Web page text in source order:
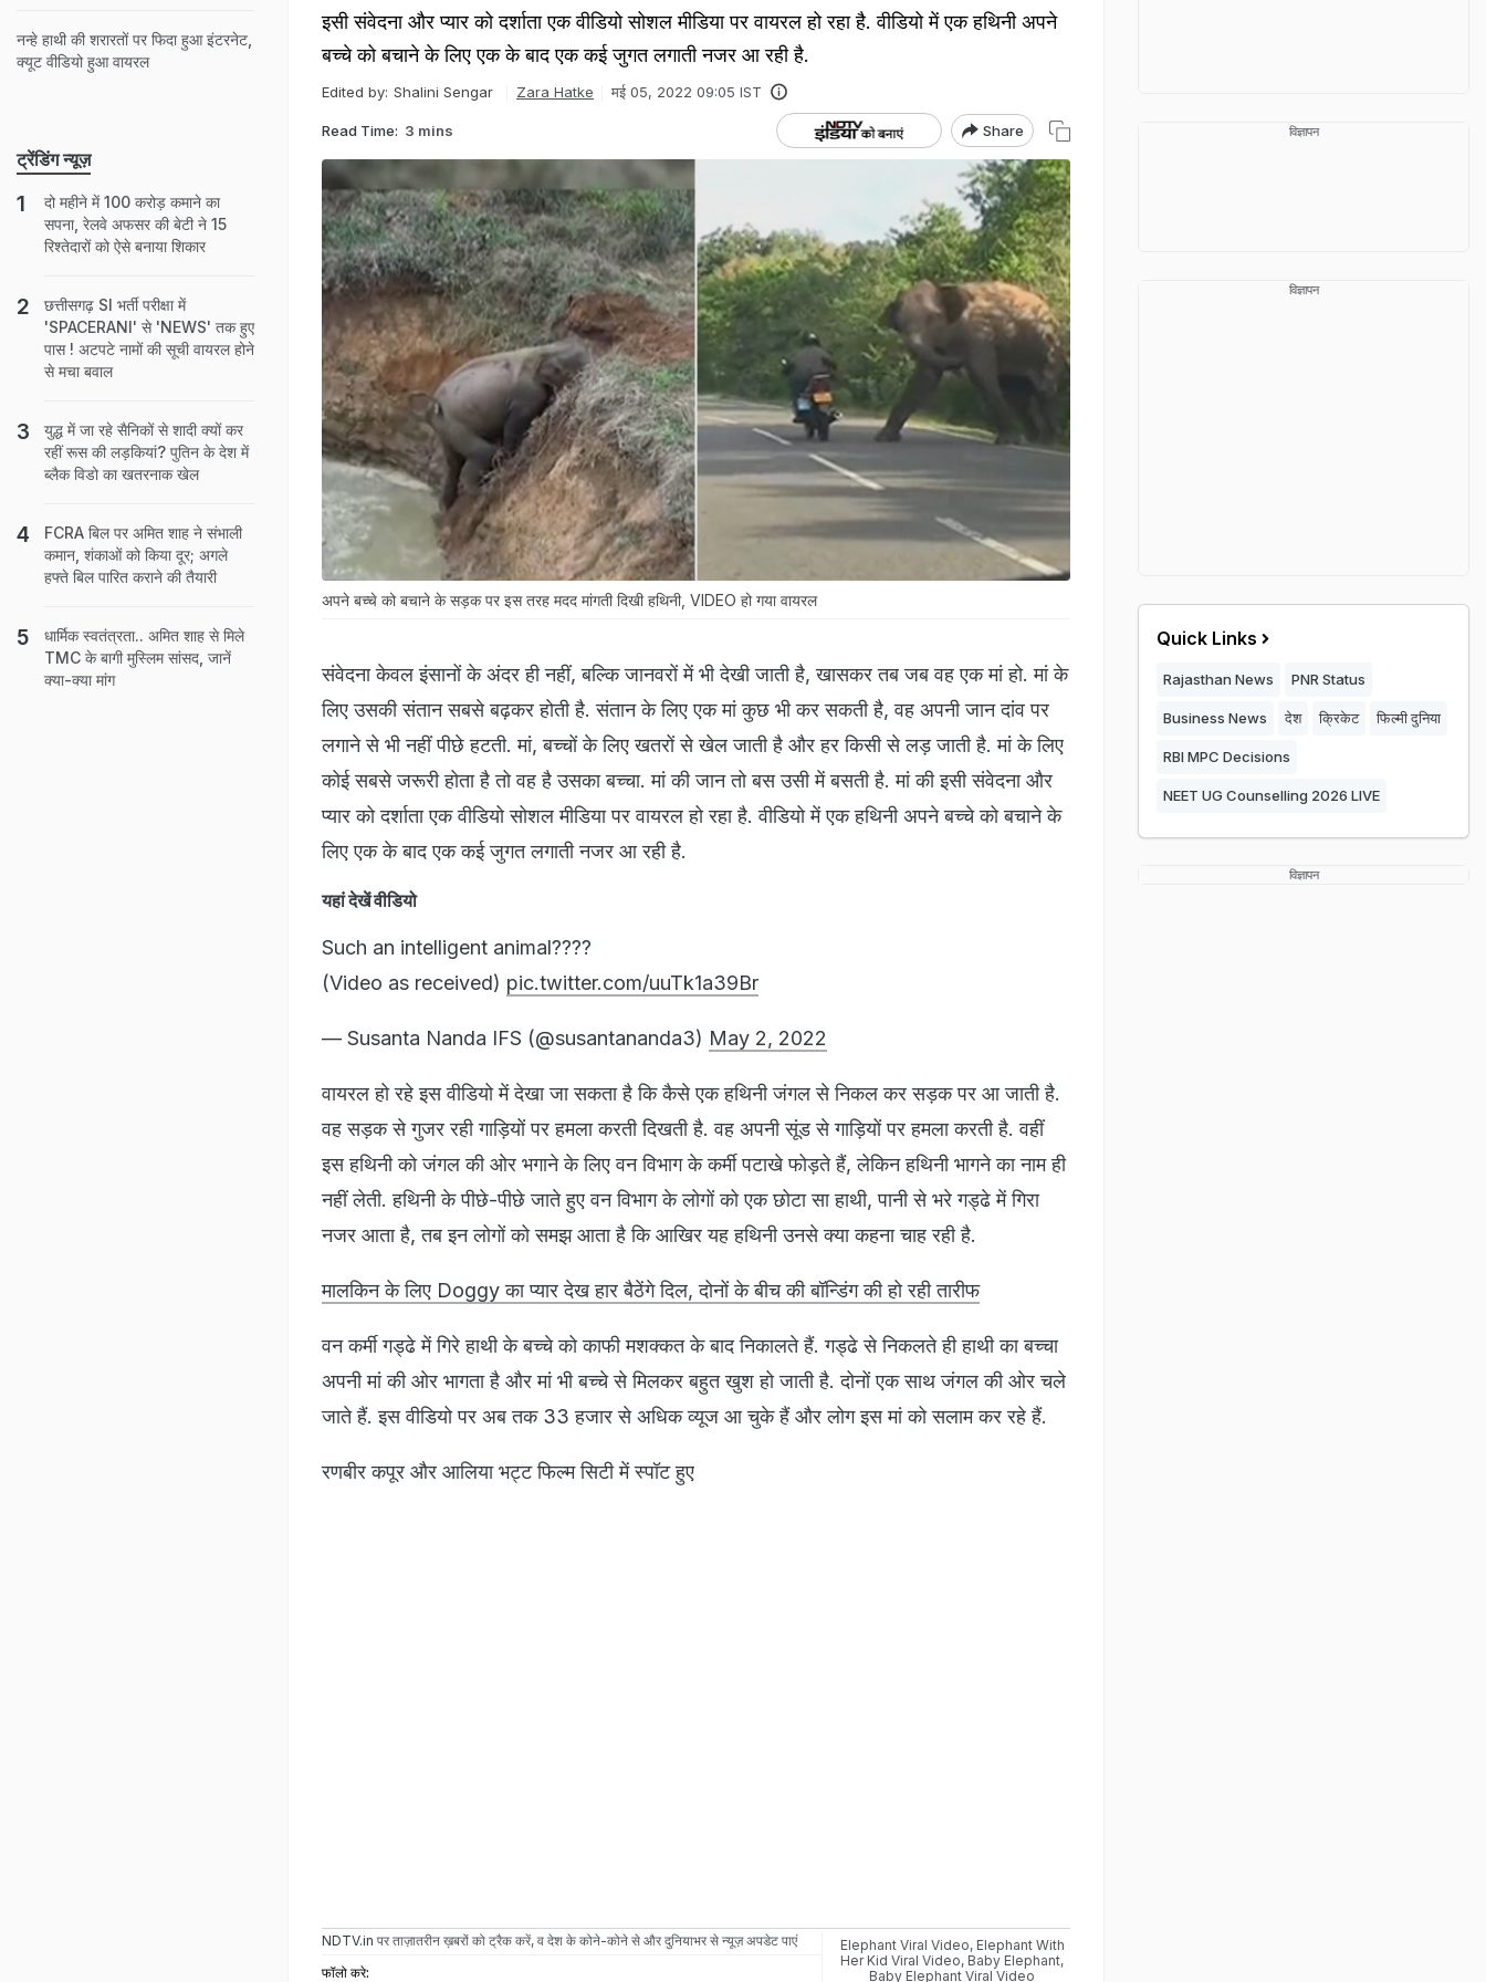
इसी संवेदना और प्यार को दर्शाता एक वीडियो सोशल मीडिया पर वायरल हो रहा है. वीडियो में एक हथिनी अपने
बच्चे को बचाने के लिए एक के बाद एक कई जुगत लगाती नजर आ रही है.
Edited by: Shalini Sengar Zara Hatke मई 05, 2022 09:05 IST
Read Time: 3 mins Share
अपने बच्चे को बचाने के सड़क पर इस तरह मदद मांगती दिखी हथिनी, VIDEO हो गया वायरल
संवेदना केवल इंसानों के अंदर ही नहीं, बल्कि जानवरों में भी देखी जाती है, खासकर तब जब वह एक मां हो. मां के
लिए उसकी संतान सबसे बढ़कर होती है. संतान के लिए एक मां कुछ भी कर सकती है, वह अपनी जान दांव पर
लगाने से भी नहीं पीछे हटती. मां, बच्चों के लिए खतरों से खेल जाती है और हर किसी से लड़ जाती है. मां के लिए
कोई सबसे जरूरी होता है तो वह है उसका बच्चा. मां की जान तो बस उसी में बसती है. मां की इसी संवेदना और
प्यार को दर्शाता एक वीडियो सोशल मीडिया पर वायरल हो रहा है. वीडियो में एक हथिनी अपने बच्चे को बचाने के
लिए एक के बाद एक कई जुगत लगाती नजर आ रही है.
यहां देखें वीडियो
Such an intelligent animal????
(Video as received) pic.twitter.com/uuTk1a39Br
— Susanta Nanda IFS (@susantananda3) May 2, 2022
वायरल हो रहे इस वीडियो में देखा जा सकता है कि कैसे एक हथिनी जंगल से निकल कर सड़क पर आ जाती है.
वह सड़क से गुजर रही गाड़ियों पर हमला करती दिखती है. वह अपनी सूंड से गाड़ियों पर हमला करती है. वहीं
इस हथिनी को जंगल की ओर भगाने के लिए वन विभाग के कर्मी पटाखे फोड़ते हैं, लेकिन हथिनी भागने का नाम ही
नहीं लेती. हथिनी के पीछे-पीछे जाते हुए वन विभाग के लोगों को एक छोटा सा हाथी, पानी से भरे गड्ढे में गिरा
नजर आता है, तब इन लोगों को समझ आता है कि आखिर यह हथिनी उनसे क्या कहना चाह रही है.
मालकिन के लिए Doggy का प्यार देख हार बैठेंगे दिल, दोनों के बीच की बॉन्डिंग की हो रही तारीफ
वन कर्मी गड्ढे में गिरे हाथी के बच्चे को काफी मशक्कत के बाद निकालते हैं. गड्ढे से निकलते ही हाथी का बच्चा
अपनी मां की ओर भागता है और मां भी बच्चे से मिलकर बहुत खुश हो जाती है. दोनों एक साथ जंगल की ओर चले
जाते हैं. इस वीडियो पर अब तक 33 हजार से अधिक व्यूज आ चुके हैं और लोग इस मां को सलाम कर रहे हैं.
रणबीर कपूर और आलिया भट्ट फिल्म सिटी में स्पॉट हुए
NDTV.in पर ताज़ातरीन ख़बरों को ट्रैक करें, व देश के कोने-कोने से और दुनियाभर से न्यूज़ अपडेट पाएं
फॉलो करे:
Elephant Viral Video, Elephant With
Her Kid Viral Video, Baby Elephant,
Baby Elephant Viral Video
नन्हे हाथी की शरारतों पर फिदा हुआ इंटरनेट,
क्यूट वीडियो हुआ वायरल
ट्रेंडिंग न्यूज़
दो महीने में 100 करोड़ कमाने का
सपना, रेलवे अफसर की बेटी ने 15
रिश्तेदारों को ऐसे बनाया शिकार
छत्तीसगढ़ SI भर्ती परीक्षा में
'SPACERANI' से 'NEWS' तक हुए
पास ! अटपटे नामों की सूची वायरल होने
से मचा बवाल
युद्ध में जा रहे सैनिकों से शादी क्यों कर
रहीं रूस की लड़कियां? पुतिन के देश में
ब्लैक विडो का खतरनाक खेल
FCRA बिल पर अमित शाह ने संभाली
कमान, शंकाओं को किया दूर; अगले
हफ्ते बिल पारित कराने की तैयारी
धार्मिक स्वतंत्रता.. अमित शाह से मिले
TMC के बागी मुस्लिम सांसद, जानें
क्या-क्या मांग
विज्ञापन
विज्ञापन
Quick Links
Rajasthan News PNR Status
Business News देश क्रिकेट फिल्मी दुनिया
RBI MPC Decisions
NEET UG Counselling 2026 LIVE
विज्ञापन